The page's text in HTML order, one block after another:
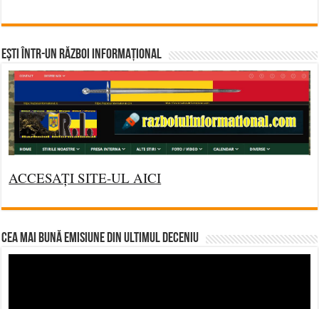
Ești într-un RĂZBOI INFORMAȚIONAL
ACCESAȚI SITE-UL AICI
CEA MAI BUNĂ EMISIUNE DIN ULTIMUL DECENIU